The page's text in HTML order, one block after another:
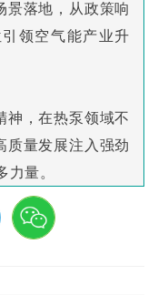
景落地，从政策响
领空气能产业升
神，在热泵领域不
质量发展注入强劲
量。